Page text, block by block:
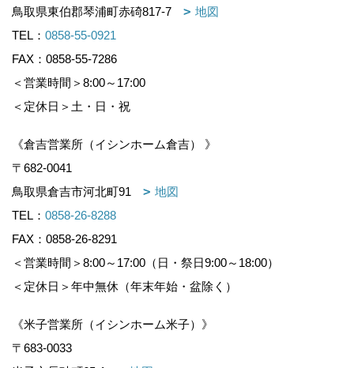
鳥取県東伯郡琴浦町赤碕817-7
地図
TEL： 0858-55-0921
FAX：0858-55-7286
＜営業時間＞8:00～17:00
＜定休日＞土・日・祝
《倉吉営業所（イシンホーム倉吉） 》
〒682-0041
鳥取県倉吉市河北町91
地図
TEL： 0858-26-8288
FAX：0858-26-8291
＜営業時間＞8:00～17:00（日・祭日9:00～18:00）
＜定休日＞年中無休（年末年始・盆除く）
《米子営業所（イシンホーム米子）》
〒683-0033